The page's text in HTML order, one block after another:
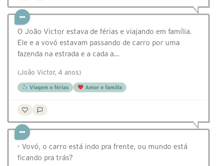
O João Victor estava de férias e viajando em família.
Ele e a vovó estavam passando de carro por uma
fazenda na estrada e a cada a…
(João Victor, 4 anos)
Viagem e férias Amor e família
- Vovó, o carro está indo pra frente, ou mundo está
ficando pra trás?